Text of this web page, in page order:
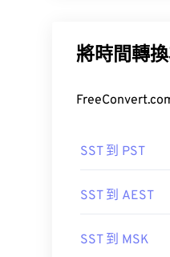
將時間轉
SST 到 PST
SST 到 AEST
SST 到 MSK